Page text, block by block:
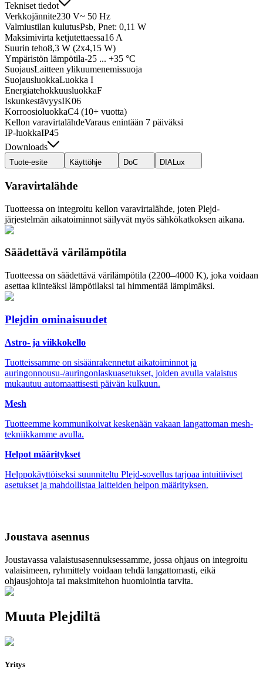
Tekniset tiedot
Verkkojännite230 V~ 50 Hz
Valmiustilan kulutusPsb, Pnet: 0,11 W
Maksimivirta ketjutettaessa16 A
Suurin teho8,3 W (2x4,15 W)
Ympäristön lämpötila-25 ... +35 °C
SuojausLaitteen ylikuumenemissuoja
SuojausluokkaLuokka I
EnergiatehokkuusluokkaF
IskunkestävyysIK06
KorroosioluokkaC4 (10+ vuotta)
Kellon varavirtalähdeVaraus enintään 7 päiväksi
IP-luokkaIP45
Downloads
Tuote-esite Käyttöhje DoC DIALux
Varavirtalähde
Tuotteessa on integroitu kellon varavirtalähde, joten Plejd-
järjestelmän aikatoiminnot säilyvät myös sähkökatkoksen aikana.
Säädettävä värilämpötila
Tuotteessa on säädettävä värilämpötila (2200–4000 K), joka voidaan
asettaa kiinteäksi lämpötilaksi tai himmentää lämpimäksi.
Plejdin ominaisuudet
Astro- ja viikkokello
Tuotteissamme on sisäänrakennetut aikatoiminnot ja
auringonnousu-/auringonlaskuasetukset, joiden avulla valaistus
mukautuu automaattisesti päivän kulkuun.
Mesh
Tuotteemme kommunikoivat keskenään vakaan langattoman mesh-
tekniikkamme avulla.
Helpot määritykset
Helppokäyttöiseksi suunniteltu Plejd-sovellus tarjoaa intuitiiviset
asetukset ja mahdollistaa laitteiden helpon määrityksen.
Joustava asennus
Joustavassa valaistusasennuksessamme, jossa ohjaus on integroitu
valaisimeen, ryhmittely voidaan tehdä langattomasti, eikä
ohjausjohtoja tai maksimitehon huomiointia tarvita.
Muuta Plejdiltä
Yritys